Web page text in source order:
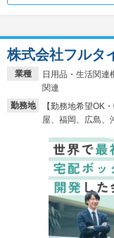
業種
日用品・生活関連
関連
勤務地
【勤務地希望OK
屋、福岡、広島、
株式会社フルタ